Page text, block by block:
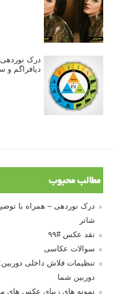
دیافراگم و
مطالب محبوب
شاتر
نقد عکس #۹۹
سوالات عکاسی
تنظیمات فلاش داخلی
دوربین شما
نمونه های زیبای عکس های